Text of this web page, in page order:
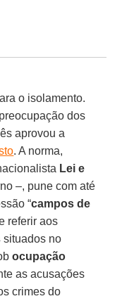
o isolamento.
dos
aprovou a
. A norma,
Lei e
–, pune com até
“campos de
referir aos
situados no
ocupação
as acusações
crimes do